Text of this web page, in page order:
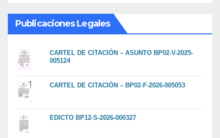
Publicaciones Legales
CARTEL DE CITACIÓN – ASUNTO BP02-V-2025-
005124
CARTEL DE CITACIÓN – BP02-F-2026-005053
EDICTO BP12-S-2026-000327